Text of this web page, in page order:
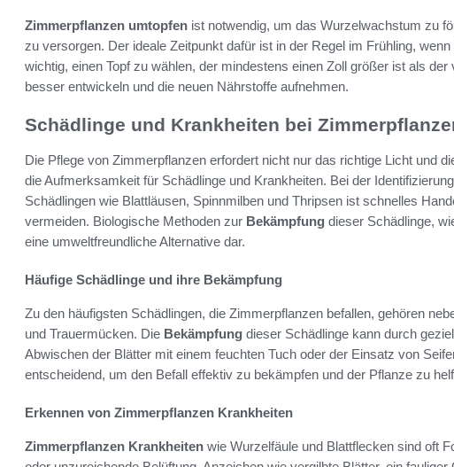
Zimmerpflanzen umtopfen ist notwendig, um das Wurzelwachstum zu
zu versorgen. Der ideale Zeitpunkt dafür ist in der Regel im Frühling,
wichtig, einen Topf zu wählen, der mindestens einen Zoll größer ist als
besser entwickeln und die neuen Nährstoffe aufnehmen.
Schädlinge und Krankheiten bei
Die Pflege von Zimmerpflanzen erfordert nicht nur das richtige Licht und
die Aufmerksamkeit für Schädlinge und Krankheiten. Bei der
Schädlingen wie Blattläusen, Spinnmilben und Thripsen ist schnelles
vermeiden. Biologische Methoden zur Bekämpfung dieser Schädlinge,
eine umweltfreundliche Alternative dar.
Häufige Schädlinge und ihre Bekämpfung
Zu den häufigsten Schädlingen, die Zimmerpflanzen befallen, gehören
und Trauermücken. Die Bekämpfung dieser Schädlinge kann durch
Abwischen der Blätter mit einem feuchten Tuch oder der Einsatz von
entscheidend, um den Befall effektiv zu bekämpfen und der Pflanze zu
Erkennen von Zimmerpflanzen Krankheiten
Zimmerpflanzen Krankheiten wie Wurzelfäule und Blattflecken sind oft